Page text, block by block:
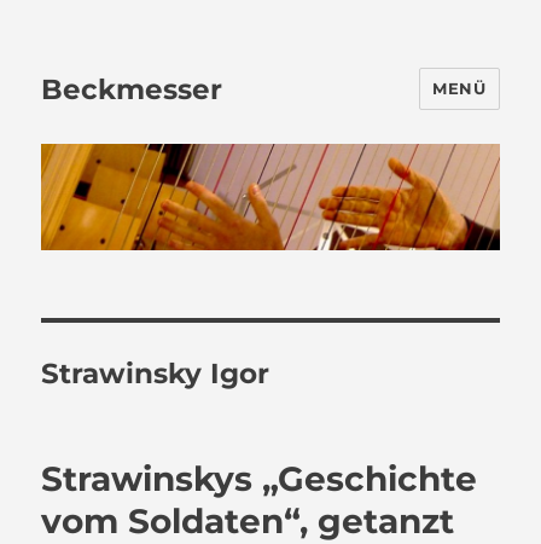
Beckmesser MENÜ
Strawinsky Igor
Strawinskys „Geschichte
vom Soldaten“, getanzt